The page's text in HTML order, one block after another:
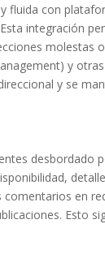
fluida con
integración
molestas
y
y se
desbordado
en
Esto